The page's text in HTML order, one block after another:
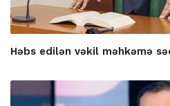
Həbs edilən vəkil məhkəmə